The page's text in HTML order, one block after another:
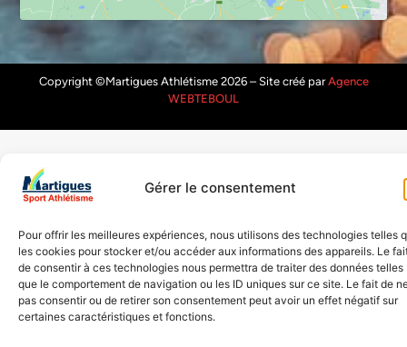
Gérer le consentement
Pour offrir les meilleures expériences, nous utilisons des technologies telles
les cookies pour stocker et/ou accéder aux informations des appareils. Le
de consentir à ces technologies nous permettra de traiter des données telles
que le comportement de navigation ou les ID uniques sur ce site. Le fait de
pas consentir ou de retirer son consentement peut avoir un effet négatif sur
certaines caractéristiques et fonctions.
Copyright ©Martigues Athlétisme 2026 – Site créé parAgence
WEBTEBOUL